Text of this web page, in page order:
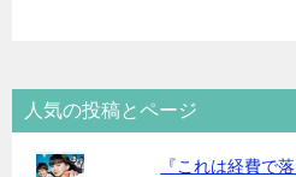
人気の投稿とページ
『これは経費で